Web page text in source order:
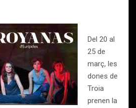
Del 20 al
25 de
març, les
dones de
Troia
prenen la